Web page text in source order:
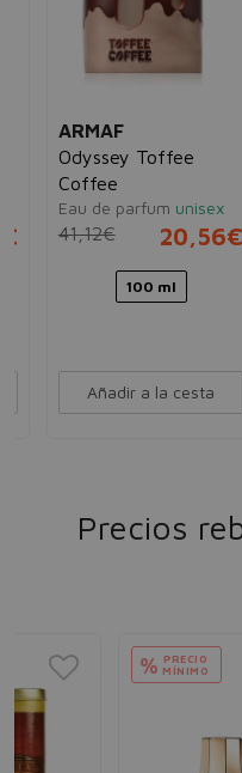
ARMAF
Odyssey Toffee
Coffee
Eau de parfum unisex
41,12€ 20,56€
100 ml
Añadir a la cesta
Precios
%